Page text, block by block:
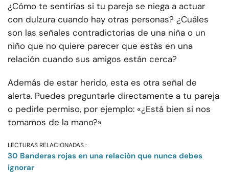
¿Cómo te sentirías si tu pareja se niega a actuar
con dulzura cuando hay otras personas? ¿Cuáles
son las señales contradictorias de una niña o un
niño que no quiere parecer que estás en una
relación cuando sus amigos están cerca?
Además de estar herido, esta es otra señal de
alerta. Puedes preguntarle directamente a tu pareja
o pedirle permiso, por ejemplo: «¿Está bien si nos
tomamos de la mano?»
LECTURAS RELACIONADAS :
30 Banderas rojas en una relación que nunca debes
ignorar